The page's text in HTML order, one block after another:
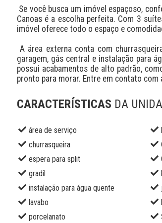
Canoas é a escolha perfeita. Com 3
imóvel oferece todo o espaço e
garagem, gás central e instalação para
possui acabamentos de alto padrão,
pronto para morar. Entre em contato
CARACTERÍSTICAS DA
área de serviço
churrasqueira
espera para split
gradil
instalação para água quente
lavabo
porcelanato